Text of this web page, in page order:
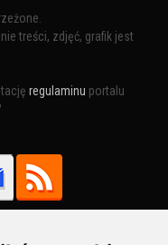
treści, zdjęć, grafik jest
regulaminu portalu